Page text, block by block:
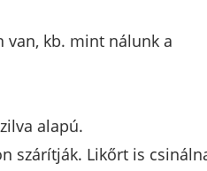
van, kb. mint nálunk a
alapú.
szárítják. Likőrt is